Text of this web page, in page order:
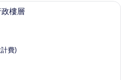
1 間臥室、高級寢具、舒適加層、客房
樓層
費)